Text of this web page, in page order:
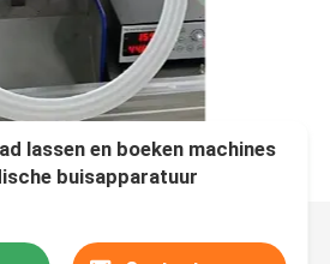
lassen en boeken machines
buisapparatuur